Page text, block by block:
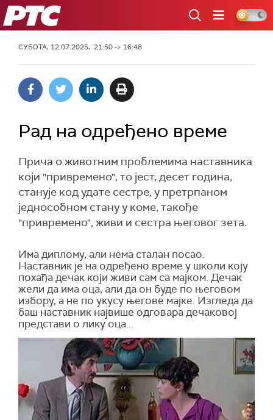
РТС
СУБОТА, 12.07.2025, 21:50 -> 16:48
Рад на одређено време
Прича о животним проблемима наставника
који "привремено", то јест, десет година,
станује код удате сестре, у претрпаном
једнособном стану у коме, такође
"привремено", живи и сестра његовог зета.
Има диплому, али нема сталан посао.
Наставник је на одређено време у школи коју
похађа дечак који живи сам са мајком. Дечак
жели да има оца, али да он буде по његовом
избору, а не по укусу његове мајке. Изгледа да
баш наставник највише одговара дечаковој
представи о лику оца...